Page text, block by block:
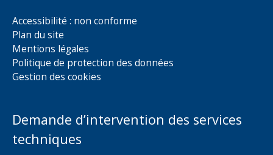
Accessibilité : non conforme
Plan du site
Mentions légales
Politique de protection des données
Gestion des cookies
Demande d’intervention des services
techniques